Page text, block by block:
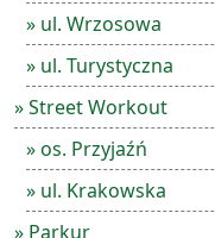
» ul. Wrzosowa
» ul. Turystyczna
» Street Workout
» os. Przyjaźń
» ul. Krakowska
» Parkur